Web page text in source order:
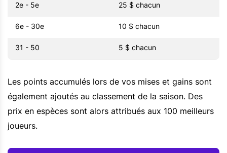
2e - 5e 25 $ chacun
6e - 30e 10 $ chacun
31 - 50 5 $ chacun
Les points accumulés lors de vos mises et gains sont
également ajoutés au classement de la saison. Des
prix en espèces sont alors attribués aux 100 meilleurs
joueurs.